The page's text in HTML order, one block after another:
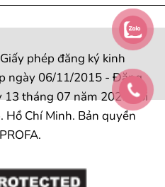
phép đăng ký kinh
ngày 06/11/2015 - Đăng
tháng 07 năm 2021 bởi
Hồ Chí Minh. Bản quyền